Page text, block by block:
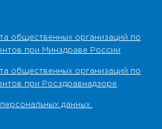
общественных организаций по
при Минздраве России
общественных организаций по
при Росздравнадзоре
данных